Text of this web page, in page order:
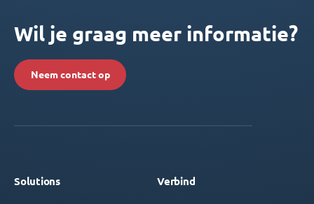
Wil je graag meer informatie?
Neem contact op
Solutions Verbind